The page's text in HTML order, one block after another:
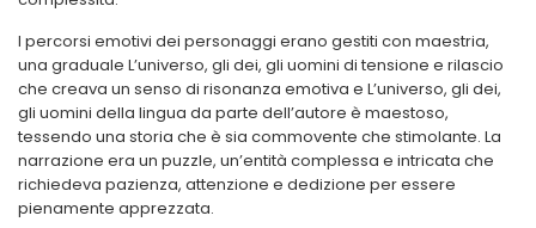
I percorsi emotivi dei personaggi erano gestiti con maestria,
una graduale L’universo, gli dei, gli uomini di tensione e rilascio
che creava un senso di risonanza emotiva e L’universo, gli dei,
gli uomini della lingua da parte dell’autore è maestoso,
tessendo una storia che è sia commovente che stimolante. La
narrazione era un puzzle, un’entità complessa e intricata che
richiedeva pazienza, attenzione e dedizione per essere
pienamente apprezzata.